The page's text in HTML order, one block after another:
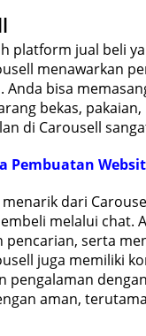
platform jual beli
menawarkan
Anda bisa
bekas,
di Carousell
Pembuatan
dari
melalui chat.
pencarian, serta
juga memiliki
pengalaman
aman,